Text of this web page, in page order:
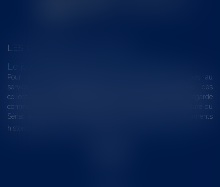
LES DERNIÈRES ACTUALITÉS
Le joug léger des monuments historiques
Pour une gestion patrimoniale des monuments historiques au
service du développement économique et touristique des
collectivités Le monument historique a longtemps été regardé
comme une charge. Le rapport que la commission de la culture du
Sénat a consacré, en juillet 2026, à la gestion des monuments
historiques invite à y voir aussi une ressour...